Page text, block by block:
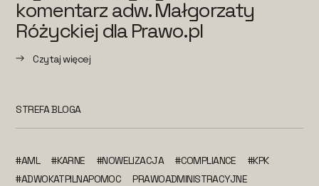
komentarz adw. Małgorzaty
Różyckiej dla Prawo.pl
Czytaj więcej
STREFA BLOGA
#AML #KARNE #NOWELIZACJA #COMPLIANCE
#KPK
#ADWOKATPILNAPOMOC
PRAWOADMINISTRACYJNE